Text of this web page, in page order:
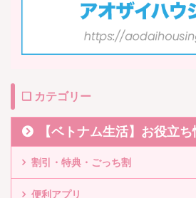
❏ カテゴリー
【ベトナム生活】お役立ち
割引・特典・ごっち割
便利アプリ